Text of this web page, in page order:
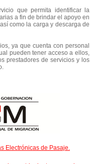
que permita identificar la
a fin de brindar el apoyo en
como la carga y descarga de
ya que cuenta con personal
pueden tener acceso a ellos,
prestadores de servicios y los
Electrónicas de Pasaje.